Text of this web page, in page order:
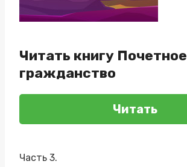
Читать книгу Почетное
гражданство
Читать
Часть 3.